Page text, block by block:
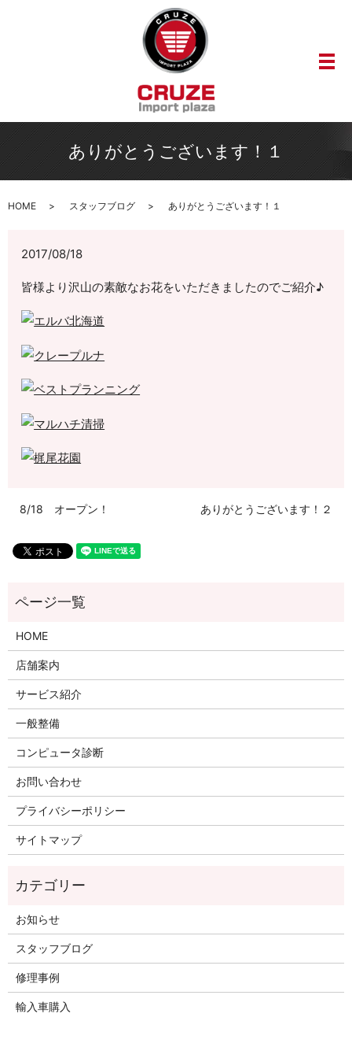
メ
ありがとうございます！１
HOME スタッフブログ ありがとうございます！１
2017/08/18
皆様より沢山の素敵なお花をいただきましたのでご紹介♪
8/18 オープン！ ありがとうございます！２
HOME
店舗案内
サービス紹介
一般整備
コンピュータ診断
お問い合わせ
プライバシーポリシー
サイトマップ
お知らせ
スタッフブログ
修理事例
輸入車購入